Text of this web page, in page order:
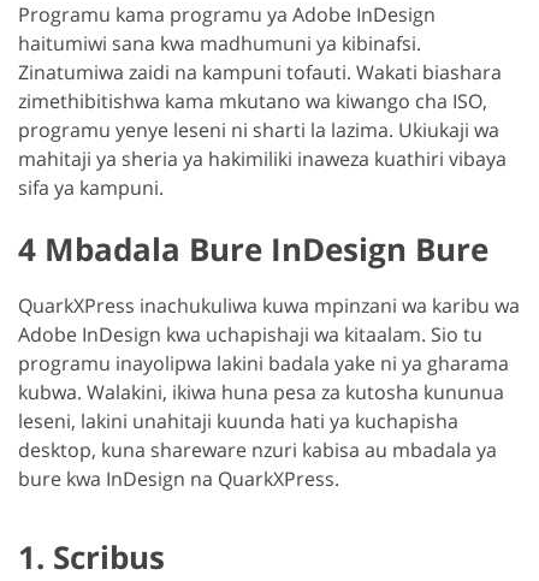
Programu kama programu ya Adobe InDesign
haitumiwi sana kwa madhumuni ya kibinafsi.
Zinatumiwa zaidi na kampuni tofauti. Wakati biashara
zimethibitishwa kama mkutano wa kiwango cha ISO,
programu yenye leseni ni sharti la lazima. Ukiukaji wa
mahitaji ya sheria ya hakimiliki inaweza kuathiri vibaya
sifa ya kampuni.
4 Mbadala Bure InDesign Bure
QuarkXPress inachukuliwa kuwa mpinzani wa karibu wa
Adobe InDesign kwa uchapishaji wa kitaalam. Sio tu
programu inayolipwa lakini badala yake ni ya gharama
kubwa. Walakini, ikiwa huna pesa za kutosha kununua
leseni, lakini unahitaji kuunda hati ya kuchapisha
desktop, kuna shareware nzuri kabisa au mbadala ya
bure kwa InDesign na QuarkXPress.
1. Scribus